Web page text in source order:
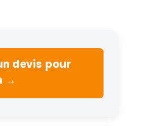
devis pour
→